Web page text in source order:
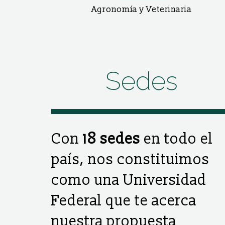
Agronomía y Veterinaria
Sedes
Con 18 sedes en todo el
país, nos constituimos
como una Universidad
Federal que te acerca
nuestra propuesta